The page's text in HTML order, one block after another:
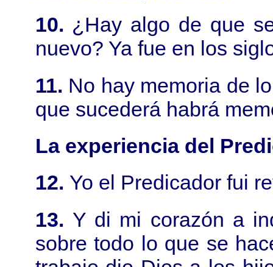
10. ¿Hay algo de que
nuevo? Ya fue en los
11. No hay memoria de
que sucederá habrá
La experiencia del
12. Yo el Predicador fui
13. Y di mi corazón a
sobre todo lo que se